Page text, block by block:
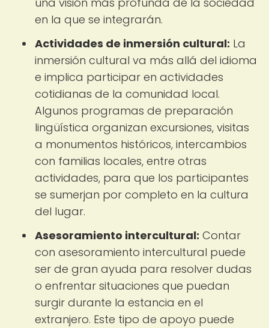
en la que se integrarán.
Actividades de inmersión cultural: La
inmersión cultural va más allá del idioma
e implica participar en actividades
cotidianas de la comunidad local.
Algunos programas de preparación
lingüística organizan excursiones, visitas
a monumentos históricos, intercambios
con familias locales, entre otras
actividades, para que los participantes
se sumerjan por completo en la cultura
del lugar.
Asesoramiento intercultural: Contar
con asesoramiento intercultural puede
ser de gran ayuda para resolver dudas
o enfrentar situaciones que puedan
surgir durante la estancia en el
extranjero. Este tipo de apoyo puede